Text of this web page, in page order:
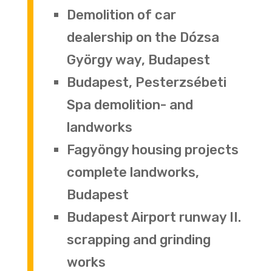
Demolition of car
dealership on the Dózsa
György way, Budapest
Budapest, Pesterzsébeti
Spa demolition- and
landworks
Fagyöngy housing projects
complete landworks,
Budapest
Budapest Airport runway II.
scrapping and grinding
works